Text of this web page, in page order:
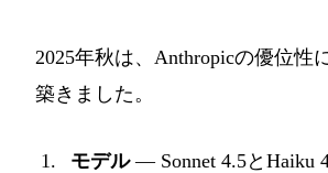
2025年秋は、Anthropicの優位性
築きました。
モデル— Sonnet 4.5とHaiku